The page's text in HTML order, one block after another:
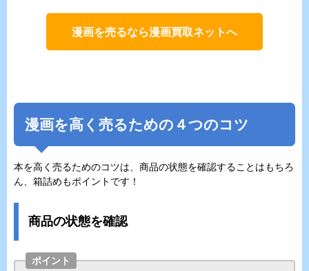
漫画を売るなら漫画買取ネットへ
漫画を高く売るための４つのコツ
本を高く売るためのコツは、商品の状態を確認することはもちろ
ん、箱詰めもポイントです！
商品の状態を確認
ポイント